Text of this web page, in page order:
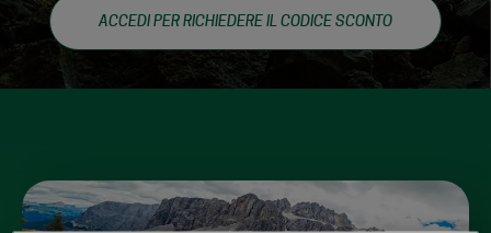
ACCEDI PER RICHIEDERE IL CODICE SCONTO